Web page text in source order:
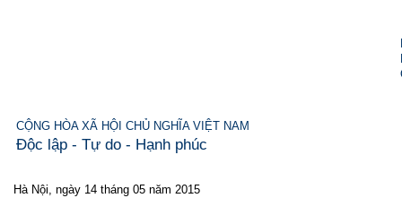
CỘNG HÒA XÃ HỘI CHỦ NGHĨA VIỆT NAM
Độc lập - Tự do - Hạnh phúc
Hà Nội, ngày 14 tháng 05 năm 2015